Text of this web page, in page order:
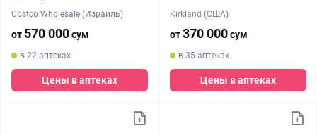
Costco Wholesale (Израиль)
от 570 000сум
в 22 аптеках
Цены в аптеках
Kirkland (США)
от370 000сум
в 35 аптеках
Цены в аптеках